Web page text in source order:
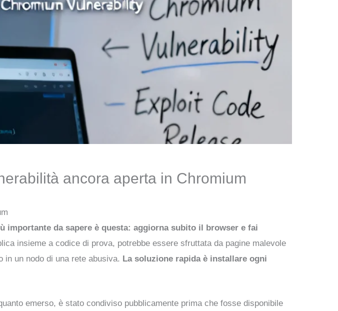
ancora aperta in Chromium
importante da sapere è questa: aggiorna subito il browser e fai
insieme a codice di prova, potrebbe essere sfruttata da pagine malevole
in un nodo di una rete abusiva. La soluzione rapida è installare ogni
emerso, è stato condiviso pubblicamente prima che fosse disponibile